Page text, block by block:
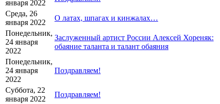
января 2022
Среда, 26
января 2022
О латах, шпагах и кинжалах…
Понедельник,
24 января
2022
Заслуженный артист России Алексей Хореняк:
обаяние таланта и талант обаяния
Понедельник,
24 января
2022
Поздравляем!
Суббота, 22
января 2022
Поздравляем!